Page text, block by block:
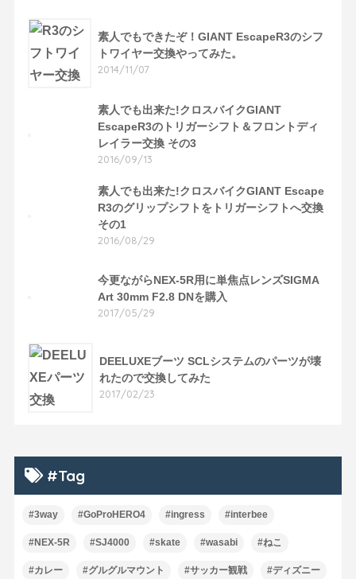
素人でもできたぞ！GIANT EscapeR3のシフ
トワイヤー交換やってみた。
2014/11/07
素人でも出来た!クロスバイクGIANT
EscapeR3のトリガーシフト＆フロントディ
レイラー交換 その3
2016/09/13
素人でも出来た!クロスバイクGIANT Escape
R3のグリップシフトをトリガーシフトへ交換
その1
2016/08/29
今更ながらNEX-5R用に単焦点レンズSIGMA
Art 30mm F2.8 DNを購入
2017/05/29
DEELUXEブーツ SCLシステムのパーツが壊
れたので交換してみた
2017/02/23
#Tag
#3way #GoProHERO4 #ingress #interbee
#NEX-5R #SJ4000 #skate #wasabi #ねこ
#カレー #グルグルマウント #サッカー観戦 #ディズニー